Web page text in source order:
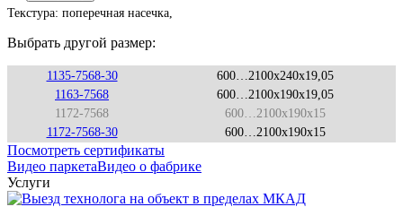
Текстура: поперечная насечка,
Выбрать другой размер:
1135-7568-30
600…2100x240x19,05
1163-7568
600…2100x190x19,05
1172-7568
600…2100x190x15
1172-7568-30
600…2100x190x15
Посмотреть сертификаты
Видео паркетаВидео о фабрике
Услуги